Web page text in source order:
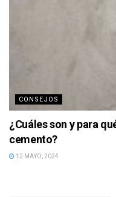
CONSEJOS
¿Cuáles son y para
cemento?
12 MAYO, 2024